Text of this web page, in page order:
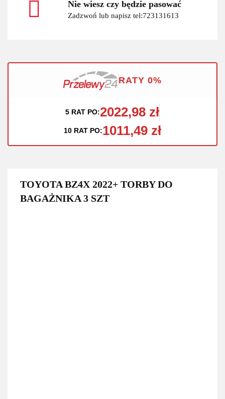
Nie wiesz czy będzie pasować
Zadzwoń lub napisz tel:723131613
RATY 0%
5 RAT PO:2022,98 zł
10 RAT PO:1011,49 zł
TOYOTA BZ4X 2022+ TORBY DO
BAGAŻNIKA 3 SZT